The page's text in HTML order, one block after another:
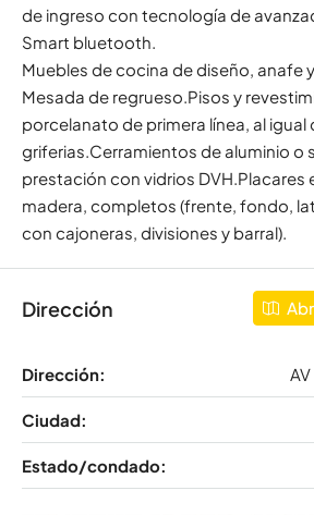
de ingreso con tecnología de
Smart bluetooth.
Muebles de cocina de diseño, anafe
Mesada de regrueso.Pisos y
porcelanato de primera línea, al igual
griferias.Cerramientos de aluminio o
prestación con vidrios DVH.Placares
madera, completos (frente, fondo,
con cajoneras, divisiones y barral).
Dirección
Dirección:
Ciudad:
Estado/condado: